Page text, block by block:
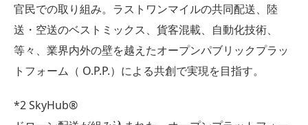
官民での取り組み。ラストワンマイルの共同配送、陸
送・空送のベストミックス、貨客混載、自動化技術、
等々、業界内外の壁を越えたオープンパブリックプラッ
トフォーム（ O.P.P.）による共創で実現を目指す。
*2 SkyHub®︎